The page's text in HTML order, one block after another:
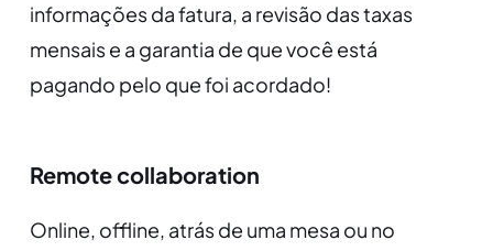
informações da fatura, a revisão das taxas
mensais e a garantia de que você está
pagando pelo que foi acordado!
Remote collaboration
Online, offline, atrás de uma mesa ou no